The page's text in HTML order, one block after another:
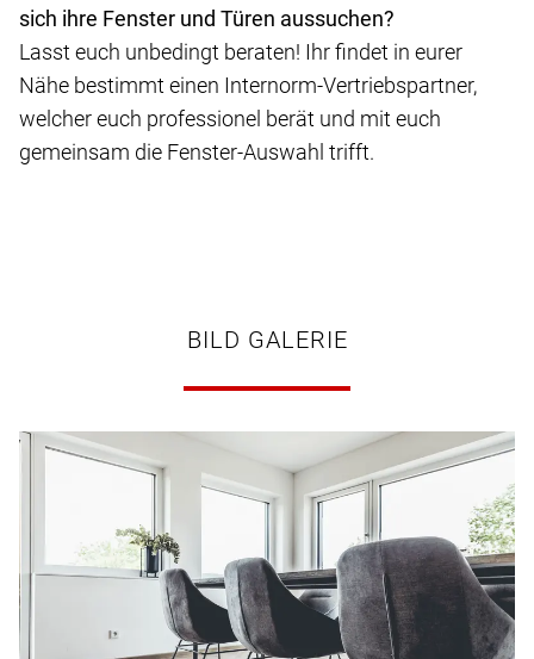
sich ihre Fenster und Türen aussuchen?
Lasst euch unbedingt beraten! Ihr findet in eurer
Nähe bestimmt einen Internorm-Vertriebspartner,
welcher euch professionel berät und mit euch
gemeinsam die Fenster-Auswahl trifft.
BILD GALERIE